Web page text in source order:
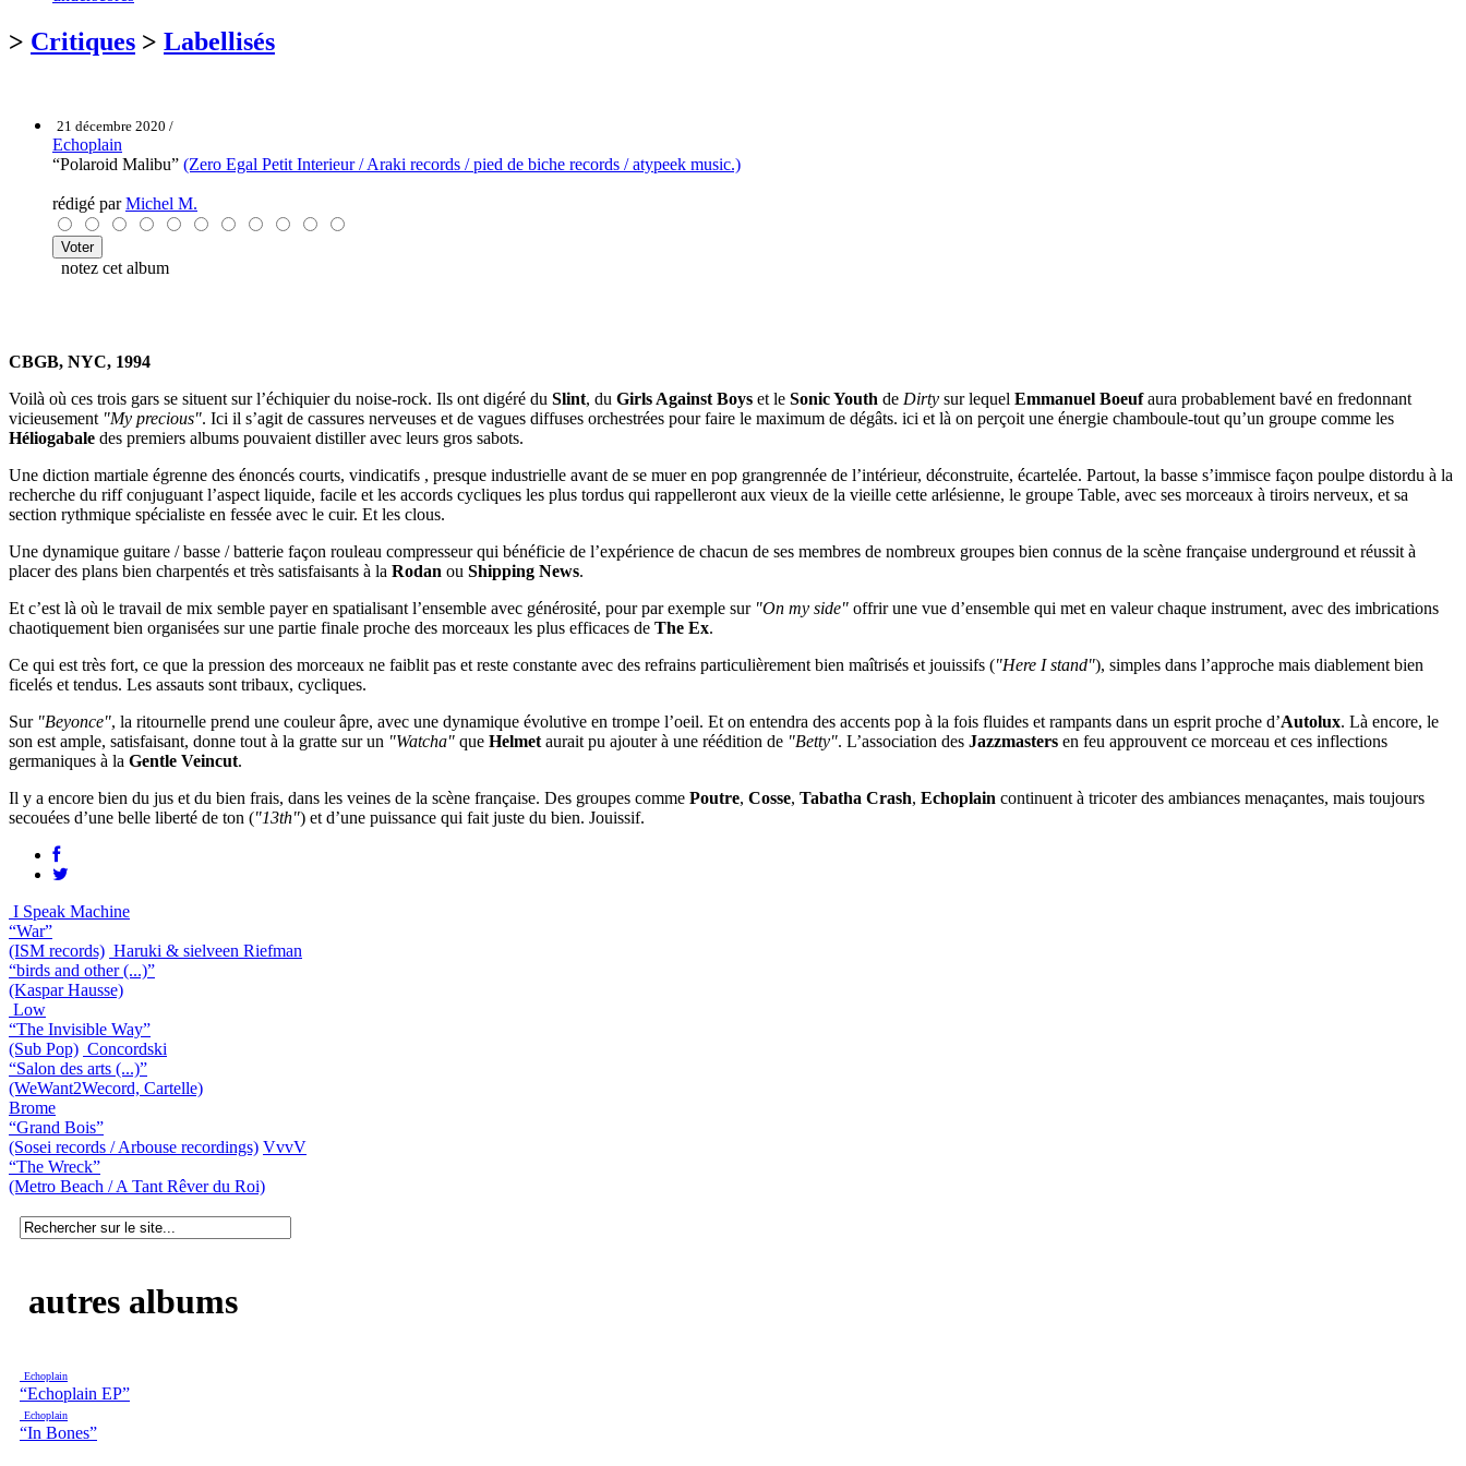
> Critiques > Labellisés
21 décembre 2020 /
Echoplain
“Polaroid Malibu” (Zero Egal Petit Interieur / Araki records / pied de biche records / atypeek music.)
rédigé parMichel M.
notez cet album
CBGB, NYC, 1994
Voilà où ces trois gars se situent sur l’échiquier du noise-rock. Ils ont digéré du Slint, du Girls Against Boys et le Sonic Youth de Dirty sur lequel Emmanuel Boeufaura probablement bavé en fredonnant
vicieusement "My precious". Ici il s’agit de cassures nerveuses et de vagues diffuses orchestrées pour faire le maximum de dégâts. ici et là on perçoit une énergie chamboule-tout qu’un groupe comme les
Héliogabale des premiers albums pouvaient distiller avec leurs gros sabots.
Une diction martiale égrenne des énoncés courts, vindicatifs , presque industrielle avant de se muer en pop grangrennée de l’intérieur, déconstruite, écartelée. Partout, la basse s’immisce façon poulpe distordu à la
recherche du riff conjuguant l’aspect liquide, facile et les accords cycliques les plus tordus qui rappelleront aux vieux de la vieille cette arlésienne, le groupe Table, avec ses morceaux à tiroirs nerveux, et sa
section rythmique spécialiste en fessée avec le cuir. Et les clous.
Une dynamique guitare / basse / batterie façon rouleau compresseur qui bénéficie de l’expérience de chacun de ses membres de nombreux groupes bien connus de la scène française underground et réussit à
placer des plans bien charpentés et très satisfaisants à la Rodan ou Shipping News.
Et c’est là où le travail de mix semble payer en spatialisant l’ensemble avec générosité, pour par exemple sur "On my side" offrir une vue d’ensemble qui met en valeur chaque instrument, avec des imbrications
chaotiquement bien organisées sur une partie finale proche des morceaux les plus efficaces de The Ex.
Ce qui est très fort, ce que la pression des morceaux ne faiblit pas et reste constante avec des refrains particulièrement bien maîtrisés et jouissifs ("Here I stand"), simples dans l’approche mais diablement bien
ficelés et tendus. Les assauts sont tribaux, cycliques.
Sur "Beyonce", la ritournelle prend une couleur âpre, avec une dynamique évolutive en trompe l’oeil. Et on entendra des accents pop à la fois fluides et rampants dans un esprit proche d’Autolux. Là encore, le
son est ample, satisfaisant, donne tout à la gratte sur un "Watcha" que Helmet aurait pu ajouter à une réédition de "Betty". L’association des Jazzmasters en feu approuvent ce morceau et ces inflections
germaniques à la Gentle Veincut.
Il y a encore bien du jus et du bien frais, dans les veines de la scène française. Des groupes comme Poutre, Cosse, Tabatha Crash, Echoplain continuent à tricoter des ambiances menaçantes, mais toujours
secouées d’une belle liberté de ton ("13th") et d’une puissance qui fait juste du bien. Jouissif.
I Speak Machine
“War”
(ISM records) Haruki & sielveen Riefman
“birds and other (...)”
(Kaspar Hausse)
Low
“The Invisible Way”
(Sub Pop) Concordski
“Salon des arts (...)”
(WeWant2Wecord, Cartelle)
Brome
“Grand Bois”
(Sosei records / Arbouse recordings) VvvV
“The Wreck”
(Metro Beach / A Tant Rêver du Roi)
autres albums
Echoplain
“Echoplain EP”
Echoplain
“In Bones”